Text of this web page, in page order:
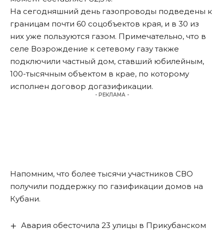
На сегодняшний день газопроводы подведены к
границам почти 60 соцобъектов края, и в 30 из
них уже пользуются газом. Примечательно, что в
селе Возрождение к сетевому газу также
подключили частный дом, ставший юбилейным,
100-тысячным объектом в крае, по которому
исполнен договор догазификации.
- РЕКЛАМА -
Напомним, что более тысячи участников СВО
получили поддержку по газификации домов на
Кубани.
Авария обесточила 23 улицы в Прикубанском